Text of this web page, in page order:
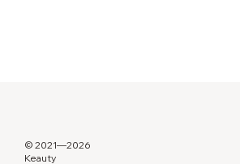
© 2021—2026
Keauty